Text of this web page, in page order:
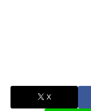
X